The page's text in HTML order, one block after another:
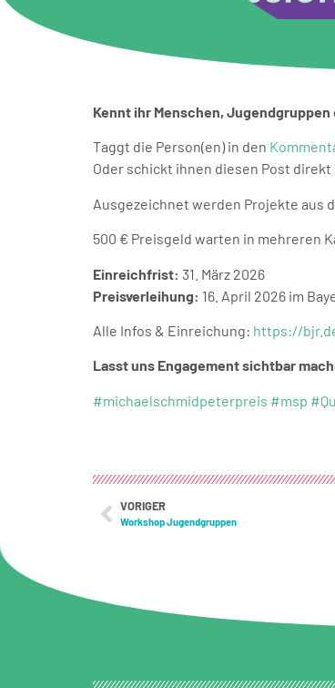
Kennt ihr Menschen,
Taggt die Person(en) in den
Oder schickt ihnen diesen Post direkt
Ausgezeichnet werden Projekte aus
500 € Preisgeld warten in mehreren
Einreichfrist: 31. März 2026
Preisverleihung: 16. April 2026 im
Alle Infos & Einreichung: https://
Lasst uns Engagement sichtbar
#michaelschmidpeterpreis #msp
VORIGER
Workshop Jugendgruppen